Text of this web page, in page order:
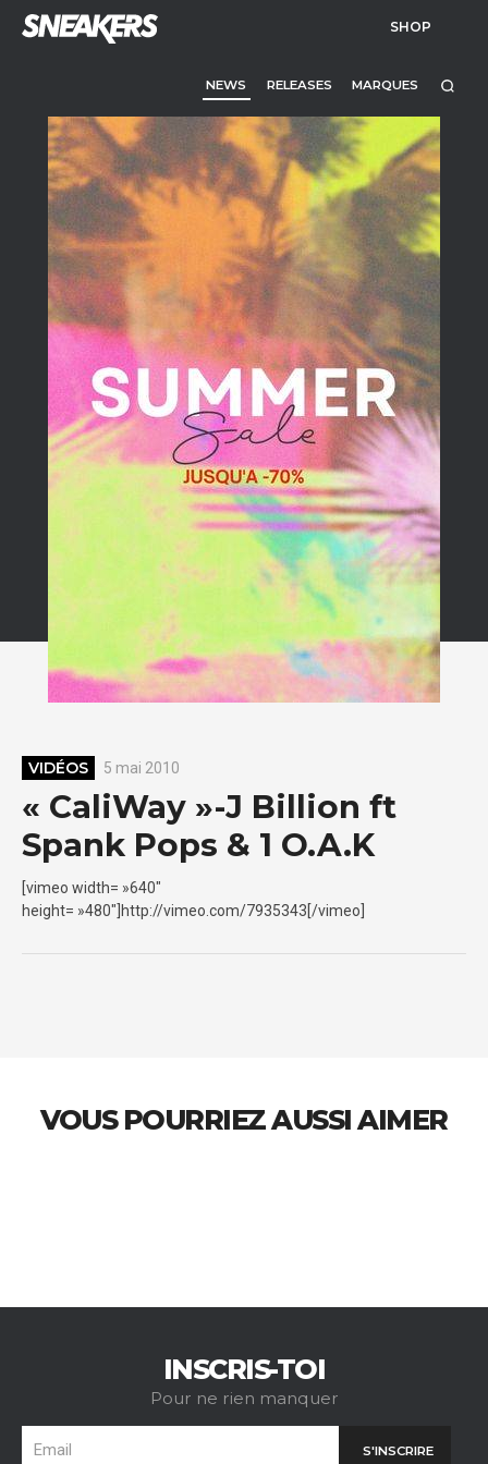
SHOP
NEWS RELEASES MARQUES
VIDÉOS 5 mai 2010
« CaliWay »-J Billion ft
Spank Pops & 1 O.A.K
[vimeo width= »640″
height= »480″]http://vimeo.com/7935343[/vimeo]
VOUS POURRIEZ AUSSI AIMER
INSCRIS-TOI
Pour ne rien manquer